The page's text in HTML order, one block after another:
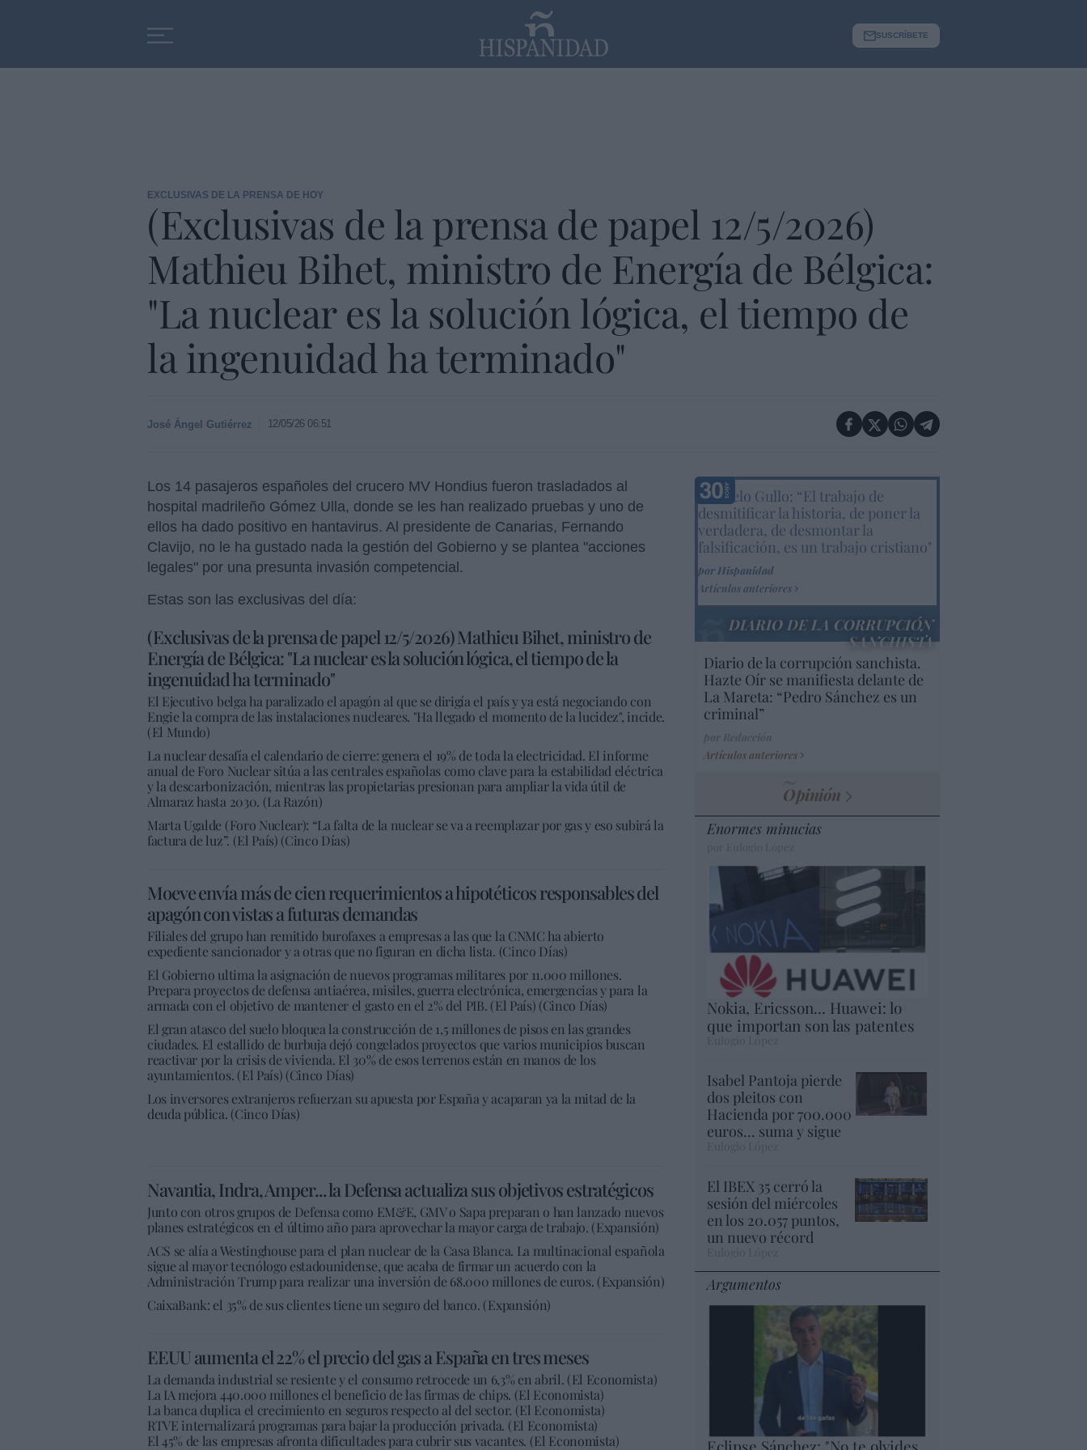
SUSCRÍBETE
EXCLUSIVAS DE LA PRENSA DE HOY
(Exclusivas de la prensa de papel 12/5/2026)
Mathieu Bihet, ministro de Energía de Bélgica:
"La nuclear es la solución lógica, el tiempo de
la ingenuidad ha terminado"
José Ángel Gutiérrez 12/05/26 06:51
Los 14 pasajeros españoles del crucero MV Hondius fueron trasladados al
hospital madrileño Gómez Ulla, donde se les han realizado pruebas y uno de
ellos ha dado positivo en hantavirus. Al presidente de Canarias, Fernando
Clavijo, no le ha gustado nada la gestión del Gobierno y se plantea "acciones
legales" por una presunta invasión competencial.
Estas son las exclusivas del día:
(Exclusivas de la prensa de papel 12/5/2026) Mathieu Bihet, ministro de
Energía de Bélgica: "La nuclear es la solución lógica, el tiempo de la
ingenuidad ha terminado"
El Ejecutivo belga ha paralizado el apagón al que se dirigía el país y ya está negociando con
Engie la compra de las instalaciones nucleares. "Ha llegado el momento de la lucidez", incide.
(El Mundo)
La nuclear desafía el calendario de cierre: genera el 19% de toda la electricidad. El informe
anual de Foro Nuclear sitúa a las centrales españolas como clave para la estabilidad eléctrica
y la descarbonización, mientras las propietarias presionan para ampliar la vida útil de
Almaraz hasta 2030. (La Razón)
Marta Ugalde (Foro Nuclear): “La falta de la nuclear se va a reemplazar por gas y eso subirá la
factura de luz”. (El País) (Cinco Días)
Moeve envía más de cien requerimientos a hipotéticos responsables del
apagón con vistas a futuras demandas
Filiales del grupo han remitido burofaxes a empresas a las que la CNMC ha abierto
expediente sancionador y a otras que no figuran en dicha lista. (Cinco Días)
El Gobierno ultima la asignación de nuevos programas militares por 11.000 millones.
Prepara proyectos de defensa antiaérea, misiles, guerra electrónica, emergencias y para la
armada con el objetivo de mantener el gasto en el 2% del PIB. (El País) (Cinco Días)
El gran atasco del suelo bloquea la construcción de 1,5 millones de pisos en las grandes
ciudades. El estallido de burbuja dejó congelados proyectos que varios municipios buscan
reactivar por la crisis de vivienda. El 30% de esos terrenos están en manos de los
ayuntamientos. (El País) (Cinco Días)
Los inversores extranjeros refuerzan su apuesta por España y acaparan ya la mitad de la
deuda pública. (Cinco Días)
Navantia, Indra, Amper... la Defensa actualiza sus objetivos estratégicos
Junto con otros grupos de Defensa como EM&E, GMV o Sapa preparan o han lanzado nuevos
planes estratégicos en el último año para aprovechar la mayor carga de trabajo. (Expansión)
ACS se alía a Westinghouse para el plan nuclear de la Casa Blanca. La multinacional española
sigue al mayor tecnólogo estadounidense, que acaba de firmar un acuerdo con la
Administración Trump para realizar una inversión de 68.000 millones de euros. (Expansión)
CaixaBank: el 35% de sus clientes tiene un seguro del banco. (Expansión)
EEUU aumenta el 22% el precio del gas a España en tres meses
La demanda industrial se resiente y el consumo retrocede un 6,3% en abril. (El Economista)
La IA mejora 440.000 millones el beneficio de las firmas de chips. (El Economista)
La banca duplica el crecimiento en seguros respecto al del sector. (El Economista)
RTVE internalizará programas para bajar la producción privada. (El Economista)
El 45% de las empresas afronta dificultades para cubrir sus vacantes. (El Economista)
Marcelo Gullo: “El trabajo de
desmitificar la historia, de poner la
verdadera, de desmontar la
falsificación, es un trabajo cristiano"
por Hispanidad
Artículos anteriores
DIARIO DE LA CORRUPCIÓN
SANCHISTA
Diario de la corrupción sanchista.
Hazte Oír se manifiesta delante de
La Mareta: “Pedro Sánchez es un
criminal”
Artículos anteriores
Opinión
Enormes minucias
Nokia, Ericsson... Huawei: lo
que importan son las patentes
Eulogio López
Isabel Pantoja pierde
dos pleitos con
Hacienda por 700.000
euros... suma y sigue
El IBEX 35 cerró la
sesión del miércoles
en los 20.057 puntos,
un nuevo récord
Argumentos